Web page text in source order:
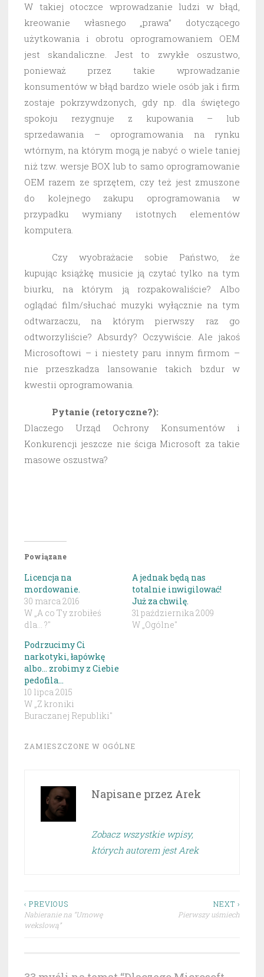
W takiej otoczce wprowadzanie ludzi w błąd,
kreowanie własnego „prawa” dotyczącego
użytkowania i obrotu oprogramowaniem OEM
jest skandaliczne. Jest to zwykłe oszustwo,
ponieważ przez takie wprowadzanie
konsumentów w błąd bardzo wiele osób jak i firm
zostaje pokrzywdzonych, gdy np. dla świętego
spokoju rezygnuje z kupowania – lub
sprzedawania – oprogramowania na rynku
wtórnym, na którym mogą je nabyć o wiele taniej
niż tzw. wersje BOX lub to samo oprogramowanie
OEM razem ze sprzętem, czy też jest zmuszone
do kolejnego zakupu oprogramowania w
przypadku wymiany istotnych elementów
komputera.
Czy wyobrażacie sobie Państwo, że
kupując książkę musicie ją czytać tylko na tym
biurku, na którym ją rozpakowaliście? Albo
oglądać film/słuchać muzyki wyłącznie na tym
odtwarzaczu, na którym pierwszy raz go
odtworzyliście? Absurdy? Oczywiście. Ale jakoś
Microsoftowi – i niestety paru innym firmom –
nie przeszkadza lansowanie takich bzdur w
kwestii oprogramowania.
Pytanie (retoryczne?):
Dlaczego Urząd Ochrony Konsumentów i
Konkurencji jeszcze nie ściga Microsoft za takie
masowe oszustwa?
Powiązane
Licencja na
mordowanie.
30 marca 2016
W „A co Ty zrobiłeś
dla... ?"
A jednak będą nas
totalnie inwigilować!
Już za chwilę.
31 października 2009
W „Ogólne"
Podrzucimy Ci
narkotyki, łapówkę
albo… zrobimy z Ciebie
pedofila…
10 lipca 2015
W „Z kroniki
Buraczanej Republiki"
ZAMIESZCZONE W OGÓLNE
Napisane przez Arek
Zobacz wszystkie wpisy,
których autorem jest Arek
Nawigacja
wpisu
‹ PREVIOUS
Nabieranie na “Umowę
wekslową”
NEXT ›
Pierwszy uśmiech